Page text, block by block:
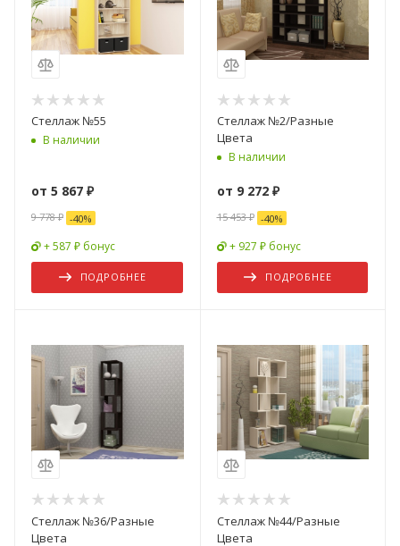
Стеллаж №55
В наличии
от 5 867 ₽
9 778 ₽ -40%
+ 587 ₽ бонус
ПОДРОБНЕЕ
Стеллаж №2/Разные
Цвета
В наличии
от 9 272 ₽
15 453 ₽ -40%
+ 927 ₽ бонус
ПОДРОБНЕЕ
Стеллаж №36/Разные
Цвета
Стеллаж №44/Разные
Цвета